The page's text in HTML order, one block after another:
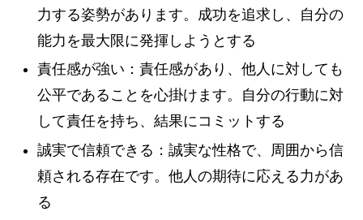
力する姿勢があります。成功を追求し、自分の
能力を最大限に発揮しようとする
責任感が強い：責任感があり、他人に対しても
公平であることを心掛けます。自分の行動に対
して責任を持ち、結果にコミットする
誠実で信頼できる：誠実な性格で、周囲から信
頼される存在です。他人の期待に応える力があ
る